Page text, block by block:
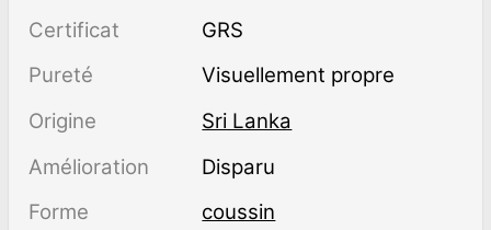
Certificat
GRS
Pureté
visuellement propre
Origine
Sri Lanka
Amélioration
disparu
Forme
coussin